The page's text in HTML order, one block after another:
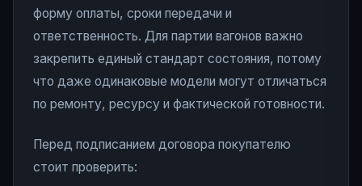
форму оплаты, сроки передачи и
ответственность. Для партии вагонов важно
закрепить единый стандарт состояния, потому
что даже одинаковые модели могут отличаться
по ремонту, ресурсу и фактической готовности.
Перед подписанием договора покупателю
стоит проверить: